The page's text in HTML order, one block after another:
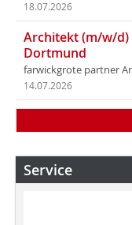
18.07.2026
Architekt (m/w/d)
Dortmund
farwickgrote partner
14.07.2026
Service